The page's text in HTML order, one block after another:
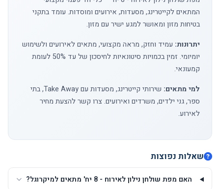
המתאים לקייטרינג, מסעדות, אירועים ומוסדות. עומד בתקני
בטיחות מזון ומאושר למגע ישיר עם מזון.
יתרונות: עמיד וחזק, מראה מקצועי, מתאים לאירועים ולשימוש
יומיומי. זמין בכמויות סיטונאיות לחיסכון של עד 50% לעומת
קמעונאי.
למי מתאים:
שירותי קייטרינג, מסעדות עם Take Away, בתי
ספר, גני ילדים, משרדים ואירועים. צרו קשרלהצעת מחיר
לאירוע.
שאלות נפוצות
האם מפת שולחן נילון לאירוח - 8 יח' מתאים למיקרוגל?